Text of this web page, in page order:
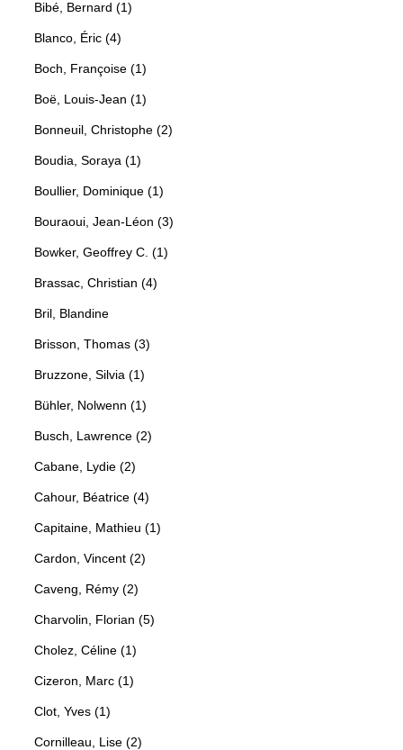
Bibé, Bernard (1)
Blanco, Éric (4)
Boch, Françoise (1)
Boë, Louis-Jean (1)
Bonneuil, Christophe (2)
Boudia, Soraya (1)
Boullier, Dominique (1)
Bouraoui, Jean-Léon (3)
Bowker, Geoffrey C. (1)
Brassac, Christian (4)
Bril, Blandine
Brisson, Thomas (3)
Bruzzone, Silvia (1)
Bühler, Nolwenn (1)
Busch, Lawrence (2)
Cabane, Lydie (2)
Cahour, Béatrice (4)
Capitaine, Mathieu (1)
Cardon, Vincent (2)
Caveng, Rémy (2)
Charvolin, Florian (5)
Cholez, Céline (1)
Cizeron, Marc (1)
Clot, Yves (1)
Cornilleau, Lise (2)